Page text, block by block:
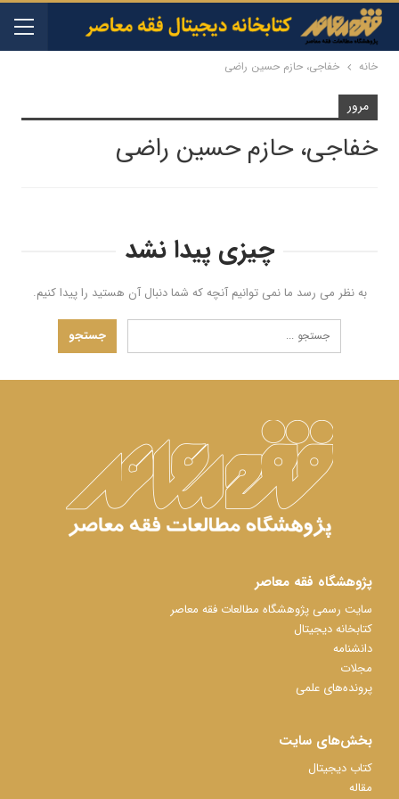
خانه خفاجی، حازم حسین راضی
مرور
خفاجی، حازم حسین راضی
چیزی پیدا نشد
به نظر می رسد ما نمی توانیم آنچه که شما دنبال آن هستید را پیدا کنیم.
پژوهشگاه فقه معاصر
سایت رسمی پژوهشگاه مطالعات فقه معاصر
کتابخانه دیجیتال
دانشنامه
مجلات
پرونده‌های علمی
بخش‌های سایت
کتاب دیجیتال
مقاله